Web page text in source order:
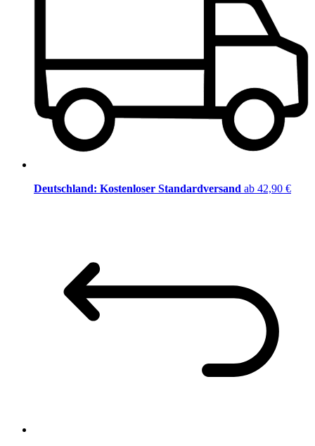
Deutschland: Kostenloser Standardversand ab 42,90 €